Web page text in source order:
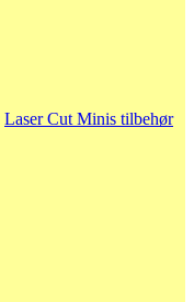
Laser Cut Minis tilbehør